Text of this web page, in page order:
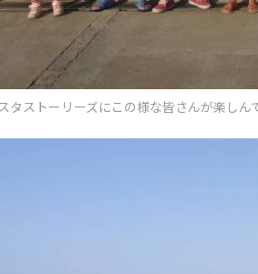
タストーリーズにこの様な皆さんが楽しん